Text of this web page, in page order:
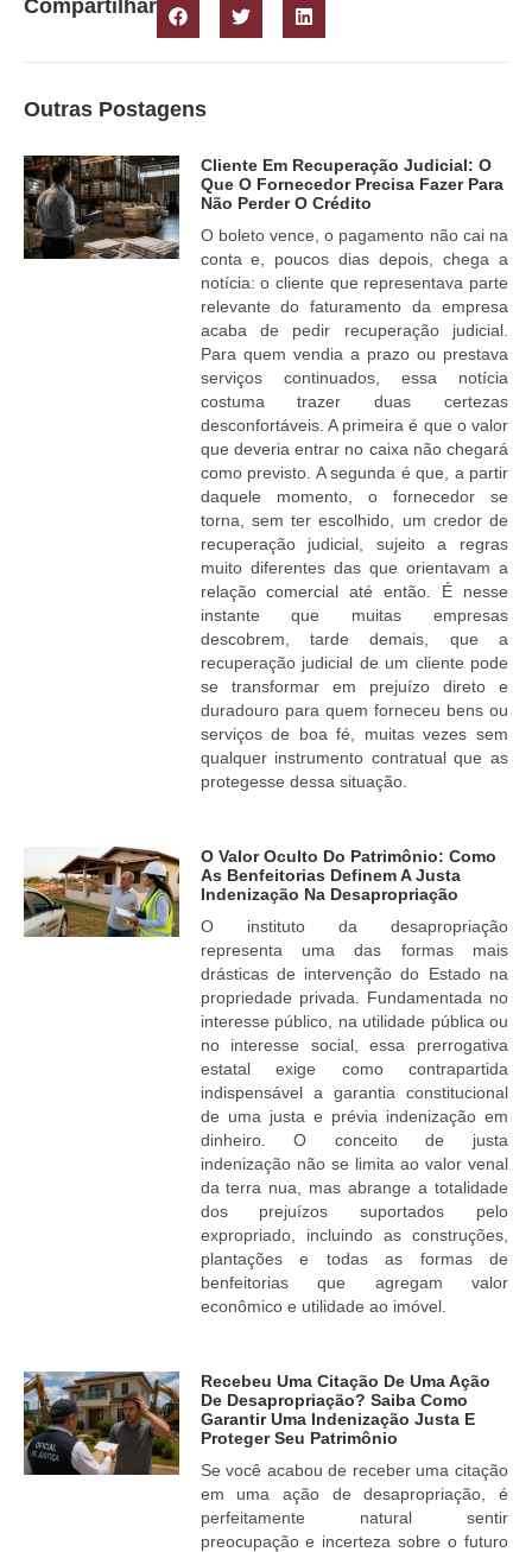
Compartilhar
Outras Postagens
Cliente Em Recuperação Judicial: O
Que O Fornecedor Precisa Fazer Para
Não Perder O Crédito
O boleto vence, o pagamento não cai na
conta e, poucos dias depois, chega a
notícia: o cliente que representava parte
relevante do faturamento da empresa
acaba de pedir recuperação judicial.
Para quem vendia a prazo ou prestava
serviços continuados, essa notícia
costuma trazer duas certezas
desconfortáveis. A primeira é que o valor
que deveria entrar no caixa não chegará
como previsto. A segunda é que, a partir
daquele momento, o fornecedor se
torna, sem ter escolhido, um credor de
recuperação judicial, sujeito a regras
muito diferentes das que orientavam a
relação comercial até então. É nesse
instante que muitas empresas
descobrem, tarde demais, que a
recuperação judicial de um cliente pode
se transformar em prejuízo direto e
duradouro para quem forneceu bens ou
serviços de boa fé, muitas vezes sem
qualquer instrumento contratual que as
protegesse dessa situação.
O Valor Oculto Do Patrimônio: Como
As Benfeitorias Definem A Justa
Indenização Na Desapropriação
O instituto da desapropriação
representa uma das formas mais
drásticas de intervenção do Estado na
propriedade privada. Fundamentada no
interesse público, na utilidade pública ou
no interesse social, essa prerrogativa
estatal exige como contrapartida
indispensável a garantia constitucional
de uma justa e prévia indenização em
dinheiro. O conceito de justa
indenização não se limita ao valor venal
da terra nua, mas abrange a totalidade
dos prejuízos suportados pelo
expropriado, incluindo as construções,
plantações e todas as formas de
benfeitorias que agregam valor
econômico e utilidade ao imóvel.
Recebeu Uma Citação De Uma Ação
De Desapropriação? Saiba Como
Garantir Uma Indenização Justa E
Proteger Seu Patrimônio
Se você acabou de receber uma citação
em uma ação de desapropriação, é
perfeitamente natural sentir
preocupação e incerteza sobre o futuro